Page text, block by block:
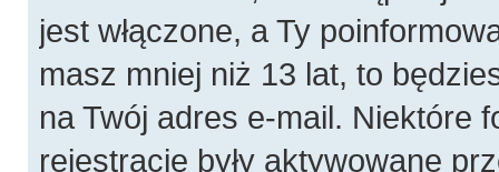
jest włączone, a Ty
masz mniej niż 13 lat, to
na Twój adres e-mail. Niektóre
rejestracje były aktywowane